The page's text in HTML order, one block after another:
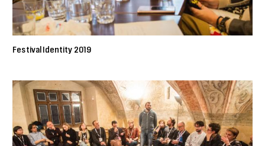
Festival Identity 2019